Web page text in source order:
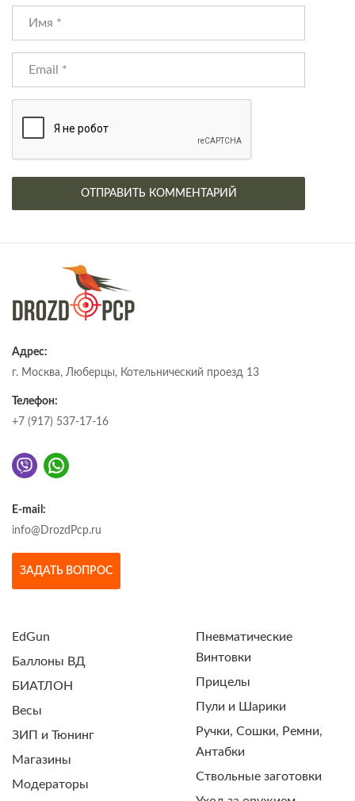
Адрес:
г. Москва, Люберцы, Котельнический проезд 13
Телефон:
+7 (917) 537-17-16
E-mail:
info@DrozdPcp.ru
ЗАДАТЬ ВОПРОС
EdGun
Баллоны ВД
БИАТЛОН
Весы
ЗИП и Тюнинг
Магазины
Модераторы
Пневматические
Винтовки
Прицелы
Пули и Шарики
Ручки, Сошки, Ремни,
Антабки
Ствольные заготовки